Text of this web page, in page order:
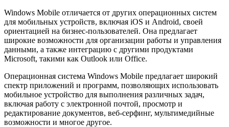
Windows Mobile отличается от других операционных систем
для мобильных устройств, включая iOS и Android, своей
ориентацией на бизнес-пользователей. Она предлагает
широкие возможности для организации работы и управления
данными, а также интеграцию с другими продуктами
Microsoft, такими как Outlook или Office.
Операционная система Windows Mobile предлагает широкий
спектр приложений и программ, позволяющих использовать
мобильное устройство для выполнения различных задач,
включая работу с электронной почтой, просмотр и
редактирование документов, веб-серфинг, мультимедийные
возможности и многое другое.